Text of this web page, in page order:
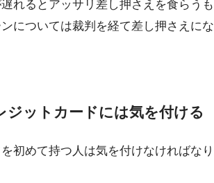
れるとアッサリ差し押さえを食らう
については裁判を経て差し押さえに
ジットカードには気を付ける
初めて持つ人は気を付けなければなり